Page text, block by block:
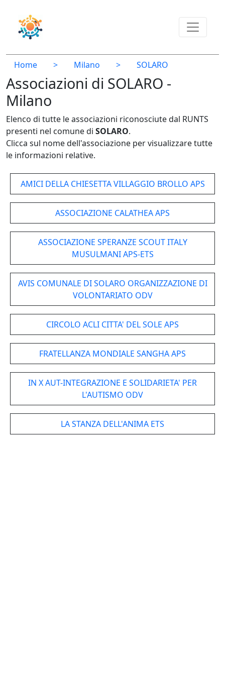
Home > Milano > SOLARO
Associazioni di SOLARO -
Milano
Elenco di tutte le associazioni riconosciute dal RUNTS
presenti nel comune di SOLARO.
Clicca sul nome dell'associazione per visualizzare tutte
le informazioni relative.
AMICI DELLA CHIESETTA VILLAGGIO BROLLO APS
ASSOCIAZIONE CALATHEA APS
ASSOCIAZIONE SPERANZE SCOUT ITALY
MUSULMANI APS-ETS
AVIS COMUNALE DI SOLARO ORGANIZZAZIONE DI
VOLONTARIATO ODV
CIRCOLO ACLI CITTA' DEL SOLE APS
FRATELLANZA MONDIALE SANGHA APS
IN X AUT-INTEGRAZIONE E SOLIDARIETA' PER
L'AUTISMO ODV
LA STANZA DELL'ANIMA ETS